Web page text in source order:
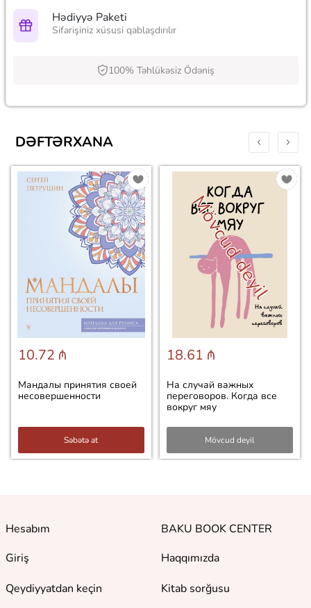
Hədiyyə Paketi
Sifarişiniz xüsusi qablaşdırılır
100% Təhlükəsiz Ödəniş
DƏFTƏRXANA
10.72 ₼
Мандалы принятия своей
несовершенности
Səbətə at
Mövcud deyil
18.61 ₼
На случай важных
переговоров. Когда все
вокруг мяу
Mövcud deyil
Hesabım
Giriş
Qeydiyyatdan keçin
BAKU BOOK CENTER
Haqqımızda
Kitab sorğusu